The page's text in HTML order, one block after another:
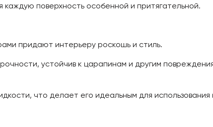
поверхность особенной и притягательной.
придают интерьеру роскошь и стиль.
устойчив к царапинам и другим
что делает его идеальным для